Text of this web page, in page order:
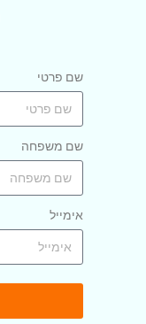
שם פרטי
שם משפחה
אימייל